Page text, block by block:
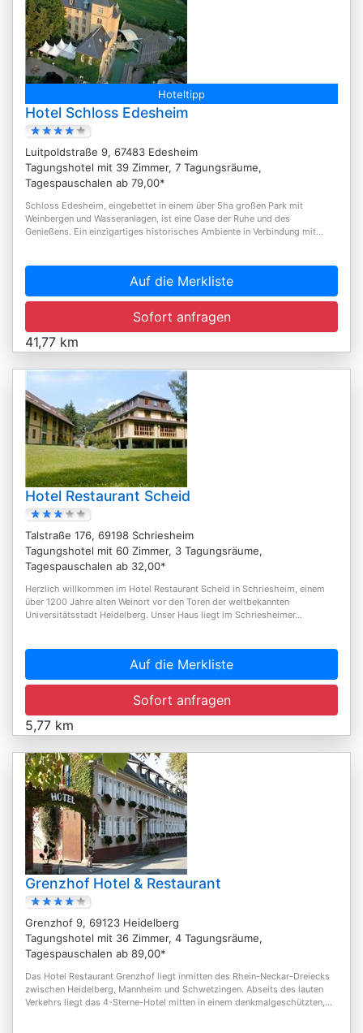
Hoteltipp
Hotel Schloss Edesheim
Luitpoldstraße 9, 67483 Edesheim
Tagungshotel mit 39 Zimmer, 7 Tagungsräume,
Tagespauschalen ab 79,00*
Schloss Edesheim, eingebettet in einem über 5ha großen Park mit
Weinbergen und Wasseranlagen, ist eine Oase der Ruhe und des
Genießens. Ein einzigartiges historisches Ambiente in Verbindung mit...
Auf die Merkliste
Sofort anfragen
41,77 km
Hotel Restaurant Scheid
Talstraße 176, 69198 Schriesheim
Tagungshotel mit 60 Zimmer, 3 Tagungsräume,
Tagespauschalen ab 32,00*
Herzlich willkommen im Hotel Restaurant Scheid in Schriesheim, einem
über 1200 Jahre alten Weinort vor den Toren der weltbekannten
Universitätsstadt Heidelberg. Unser Haus liegt im Schriesheimer...
Auf die Merkliste
Sofort anfragen
5,77 km
Grenzhof Hotel & Restaurant
Grenzhof 9, 69123 Heidelberg
Tagungshotel mit 36 Zimmer, 4 Tagungsräume,
Tagespauschalen ab 89,00*
Das Hotel Restaurant Grenzhof liegt inmitten des Rhein-Neckar-Dreiecks
zwischen Heidelberg, Mannheim und Schwetzingen. Abseits des lauten
Verkehrs liegt das 4-Sterne-Hotel mitten in einem denkmalgeschützten,...